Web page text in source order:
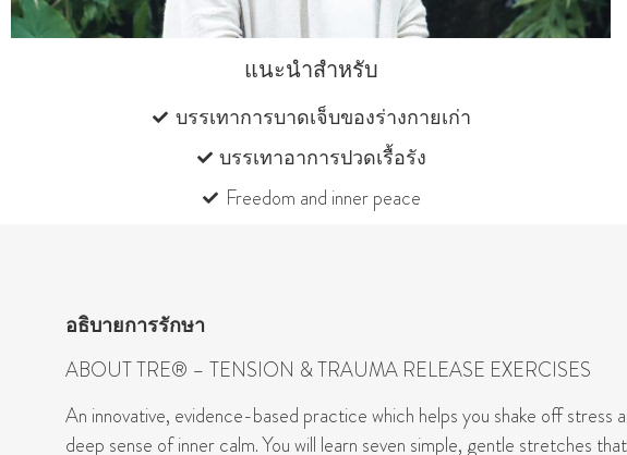
แนะนําสําหรับ
บรรเทาการบาดเจ็บของร่างกายเก่า
บรรเทาอาการปวดเรื้อรัง
Freedom and inner peace
อธิบายการรักษา
ABOUTTRE® – TENSION &TRAUMA RELEASE EXERCISES
An innovative, evidence-based practice which helps you shake off
deep sense of inner calm. You will learn seven simple, gentle stretches